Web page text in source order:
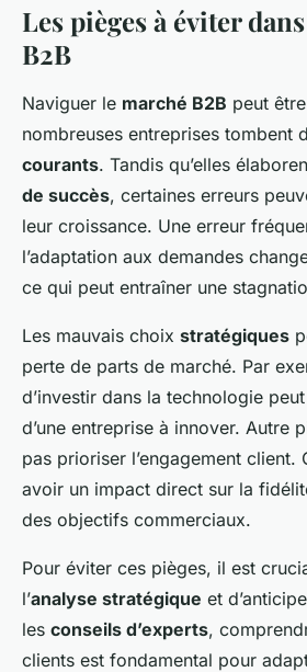
Les pièges à éviter
B2B
Naviguer le marché B2B peut
nombreuses entreprises tombent
courants. Tandis qu’elles
de succès, certaines erreurs
leur croissance. Une erreur
l’adaptation aux demandes
ce qui peut entraîner une
Les mauvais choix stratégiques
perte de parts de marché. Par
d’investir dans la technologie
d’une entreprise à innover. Autre
pas prioriser l’engagement client.
avoir un impact direct sur la
des objectifs commerciaux.
Pour éviter ces pièges, il est
l’analyse stratégique et
les conseils d’experts,
clients est fondamental pour